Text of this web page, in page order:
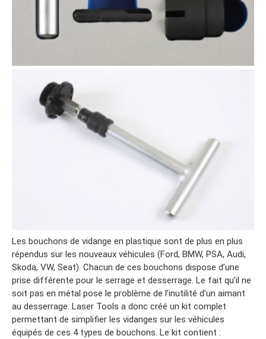
Les bouchons de vidange en plastique sont de plus en plus
répendus sur les nouveaux véhicules (Ford, BMW, PSA, Audi,
Skoda, VW, Seat). Chacun de ces bouchons dispose d’une
prise différente pour le serrage et desserrage. Le fait qu’il ne
soit pas en métal pose le problème de l’inutilité d’un aimant
au desserrage. Laser Tools a donc créé un kit complet
permettant de simplifier les vidanges sur les véhicules
équipés de ces 4 types de bouchons. Le kit contient :